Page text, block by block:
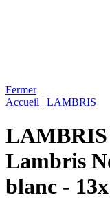
Fermer
Accueil | LAMBRIS
LAMBRIS
Lambris
blanc -